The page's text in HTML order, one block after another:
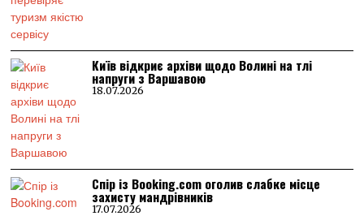
Київ відкриє архіви щодо Волині на тлі
напруги з Варшавою
18.07.2026
Спір із Booking.com оголив слабке місце
захисту мандрівників
17.07.2026